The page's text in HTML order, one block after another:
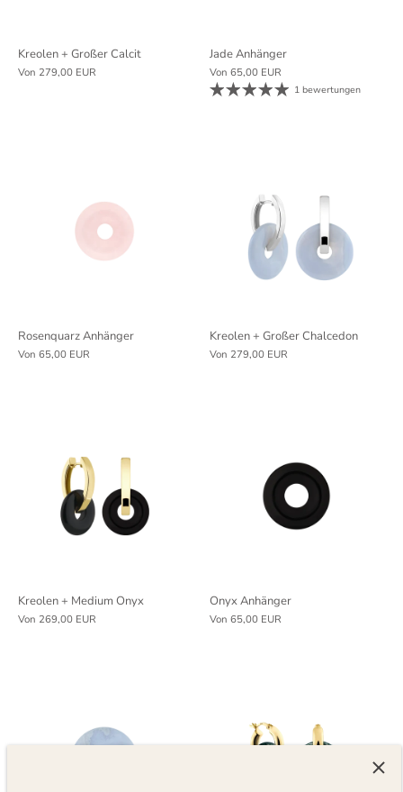
Kreolen + Großer Calcit
Von 279,00 EUR
Jade Anhänger
Von 65,00 EUR
1 bewertungen
Rosenquarz Anhänger
Von 65,00 EUR
Kreolen + Großer Chalcedon
Von 279,00 EUR
Kreolen + Medium Onyx
Von 269,00 EUR
Onyx Anhänger
Von 65,00 EUR